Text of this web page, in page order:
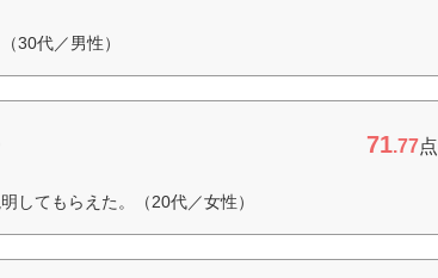
30代／男性）
71.77点
してもらえた。（20代／女性）